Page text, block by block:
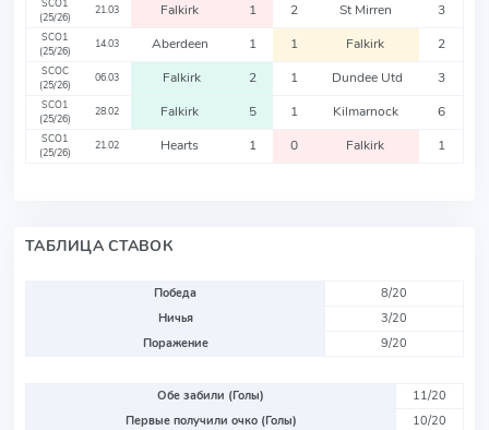
SCO1
(25/26)
21.03 Falkirk 1 2 St Mirren 3
SCO1
(25/26)
14.03 Aberdeen 1 1 Falkirk 2
SCOC
(25/26)
06.03 Falkirk 2 1 Dundee Utd 3
SCO1
(25/26)
28.02 Falkirk 5 1 Kilmarnock 6
SCO1
(25/26)
21.02 Hearts 1 0 Falkirk 1
ТАБЛИЦА СТАВОК
Победа
8/20
Ничья
3/20
Поражение
9/20
Обе забили (Голы)
11/20
Первые получили очко (Голы)
10/20